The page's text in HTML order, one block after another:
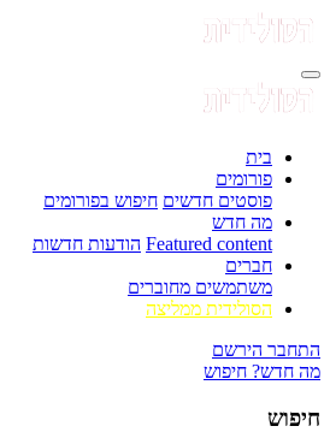
בית
פורומים
פוסטים חדשים חיפוש בפורומים
מה חדש
Featured content הודעות חדשות
חברים
משתמשים מחוברים
הסולידית ממליצה
התחבר הירשם
מה חדש? חיפוש
חיפוש